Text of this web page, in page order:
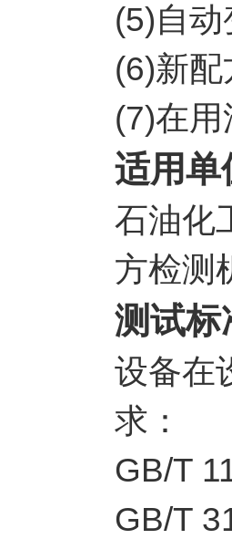
(5)自
(6)新
(7)在
适用单
石油化
方检测
测试标
设备在
求：
GB/T
GB/T